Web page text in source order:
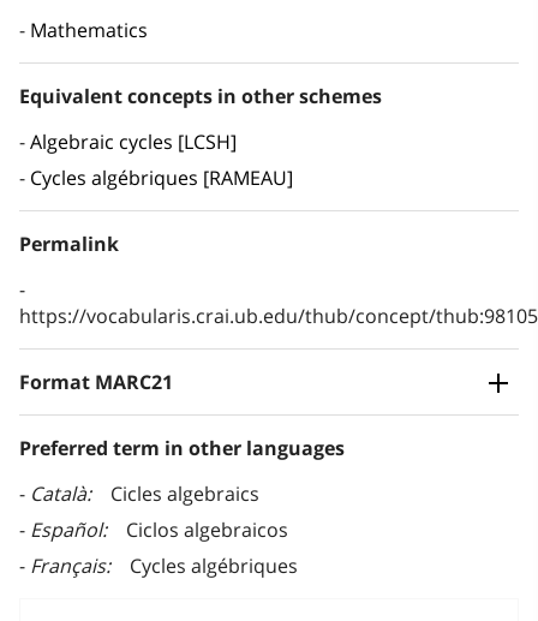
Mathematics
Equivalent concepts in other schemes
Algebraic cycles [LCSH]
Cycles algébriques [RAMEAU]
Permalink
https://vocabularis.crai.ub.edu/thub/concept/
Format MARC21
Preferred term in other languages
Català
Cicles algebraics
Español
Ciclos algebraicos
Français
Cycles algébriques